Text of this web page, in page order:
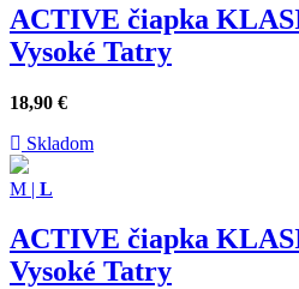
ACTIVE čiapka
Vysoké Tatry
18,90 €
Skladom
M | L
ACTIVE čiapka
Vysoké Tatry